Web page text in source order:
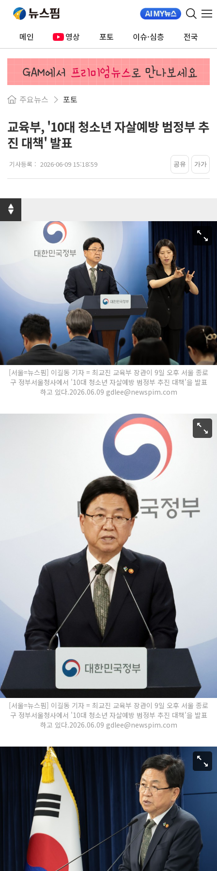
메인 영상 포토 이슈·심층 전국
주요뉴스 포토
교육부, '10대 청소년 자살예방 범정부 추
진 대책' 발표
기사등록 : 2026-06-09 15:18:59 공유 가가
[서울=뉴스핌] 이길동 기자 = 최교진 교육부 장관이 9일 오후 서울 종로
구 정부서울청사에서 '10대 청소년 자살예방 범정부 추진 대책'을 발표
하고 있다.2026.06.09 gdlee@newspim.com
[서울=뉴스핌] 이길동 기자 = 최교진 교육부 장관이 9일 오후 서울 종로
구 정부서울청사에서 '10대 청소년 자살예방 범정부 추진 대책'을 발표
하고 있다.2026.06.09 gdlee@newspim.com